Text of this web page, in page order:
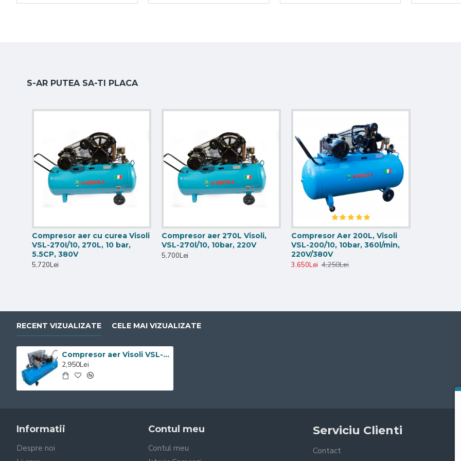
Debit aer refulat 250 l/min
Dimensiuni 1090 x 380 x 810 mm
De ce să alegi compresorul aer Visoli VSL-100?
Compresorul aer Visoli VSL-100
este o alegere potrivită pentru cei care au nevoie de un compresor de 100L, cu presiune
debit suficient pentru lucrări uzuale de atelier. Rezervorul de 100L oferă un echilibru bun între capacitate, spațiu ocupat și
Datorită motorului de 3HP, debitului refulat de 250 l/min și bobinajului din cupru, acest compresor este potrivit pentru
S-AR PUTEA SA-TI PLACA
Compresor aer cu curea Visoli
VSL-270I/10, 270L, 10 bar,
5.5CP, 380V
5,720Lei
Compresor aer 270L Visoli,
VSL-270l/10, 10bar, 220V
5,700Lei
Compresor Aer 200L, Visoli
VSL-200/10, 10bar, 360l/min,
220V/380V
3,650Lei 4,250Lei
RECENT VIZUALIZATE CELE MAI VIZUALIZATE
Compresor aer Visoli VSL-100, 100L, 10 bar, 3HP
2,950Lei
Informatii
Despre noi
Contul meu
Contul meu
Serviciu Clienti
Contact